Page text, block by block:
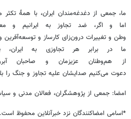
ما، جمعی از دغدغه‌مندان ایران، با همهٔ
اما و اگر، ضد تجاوز به ایرانیم و
وطن و تغییرات درون‌زای کارساز و
ما در برابر هر تجاوزی به ایران،
از هم‌وطنان‌ عزیزمان و صاحبان
دعوت می‌کنیم صدایشان علیه تجاوز و جنگ را
امضا: جمعی از پژوهشگران، فعالان مدنی و
*اسامی امضاکنندگان نزد خبرآنلاین محفوظ است.